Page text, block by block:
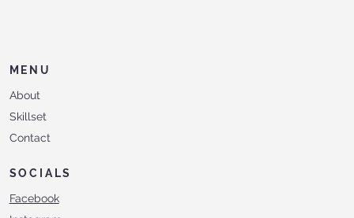
MENU
About
Skillset
Contact
SOCIALS
Facebook